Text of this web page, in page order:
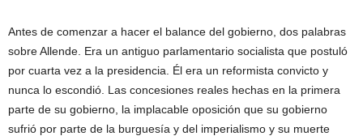
Antes de comenzar a hacer el balance del gobierno, dos palabras
sobre Allende. Era un antiguo parlamentario socialista que postuló
por cuarta vez a la presidencia. Él era un reformista convicto y
nunca lo escondió. Las concesiones reales hechas en la primera
parte de su gobierno, la implacable oposición que su gobierno
sufrió por parte de la burguesía y del imperialismo y su muerte